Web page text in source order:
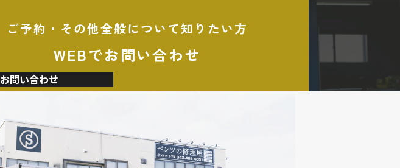
ご予約・その他全般について知りたい方
WEBでお問い合わせ
お問い合わせ